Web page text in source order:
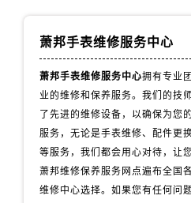
萧邦手表维修服务中心
萧邦手表维修服务中心拥有专业
业的维修和保养服务。我们的技
了先进的维修设备，以确保为您
服务，无论是手表维修、配件更
等服务，我们都会用心对待，让
萧邦维修保养服务网点遍布全国
维修中心选择。如果您有任何问